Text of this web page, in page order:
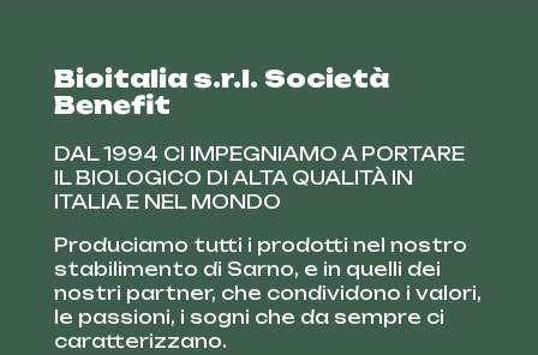
Bioitalia s.r.l. Società
Benefit
DAL 1994 CI IMPEGNIAMO A PORTARE
IL BIOLOGICO DI ALTA QUALITÀ IN
ITALIA E NEL MONDO
Produciamo tutti i prodotti nel nostro
stabilimento di Sarno, e in quelli dei
nostri partner, che condividono i valori,
le passioni, i sogni che da sempre ci
caratterizzano.